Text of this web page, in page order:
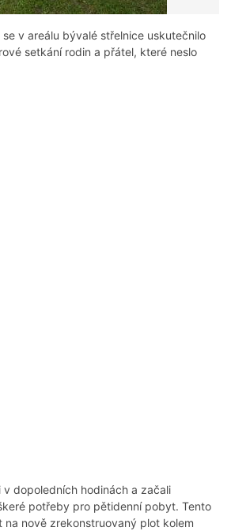
v areálu bývalé střelnice uskutečnilo
setkání rodin a přátel, které neslo
v dopoledních hodinách a začali
potřeby pro pětidenní pobyt. Tento
na nově zrekonstruovaný plot kolem